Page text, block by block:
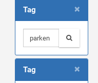
×
Tag
×
Tag